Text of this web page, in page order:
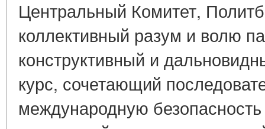
Центральный Комитет,
коллективный разум и волю
конструктивный и
курс, сочетающий
международную